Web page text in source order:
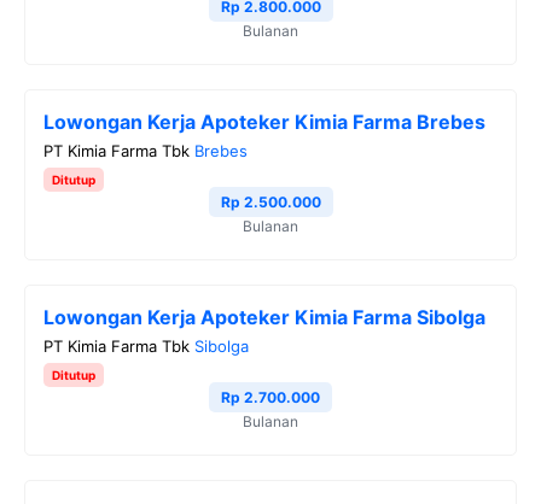
Rp 2.800.000
Bulanan
Lowongan Kerja Apoteker Kimia Farma Brebes
PT Kimia Farma Tbk Brebes
Ditutup
Rp 2.500.000
Bulanan
Lowongan Kerja Apoteker Kimia Farma Sibolga
PT Kimia Farma Tbk Sibolga
Ditutup
Rp 2.700.000
Bulanan